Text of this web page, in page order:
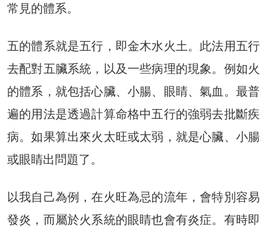
常見的體系。
五的體系就是五行，即金木水火土。此法用五行
去配對五臟系統，以及一些病理的現象。例如火
的體系，就包括心臟、小腸、眼睛、氣血。最普
遍的用法是透過計算命格中五行的強弱去批斷疾
病。如果算出來火太旺或太弱，就是心臟、小腸
或眼睛出問題了。
以我自己為例，在火旺為忌的流年，會特別容易
發炎，而屬於火系統的眼睛也會有炎症。有時即